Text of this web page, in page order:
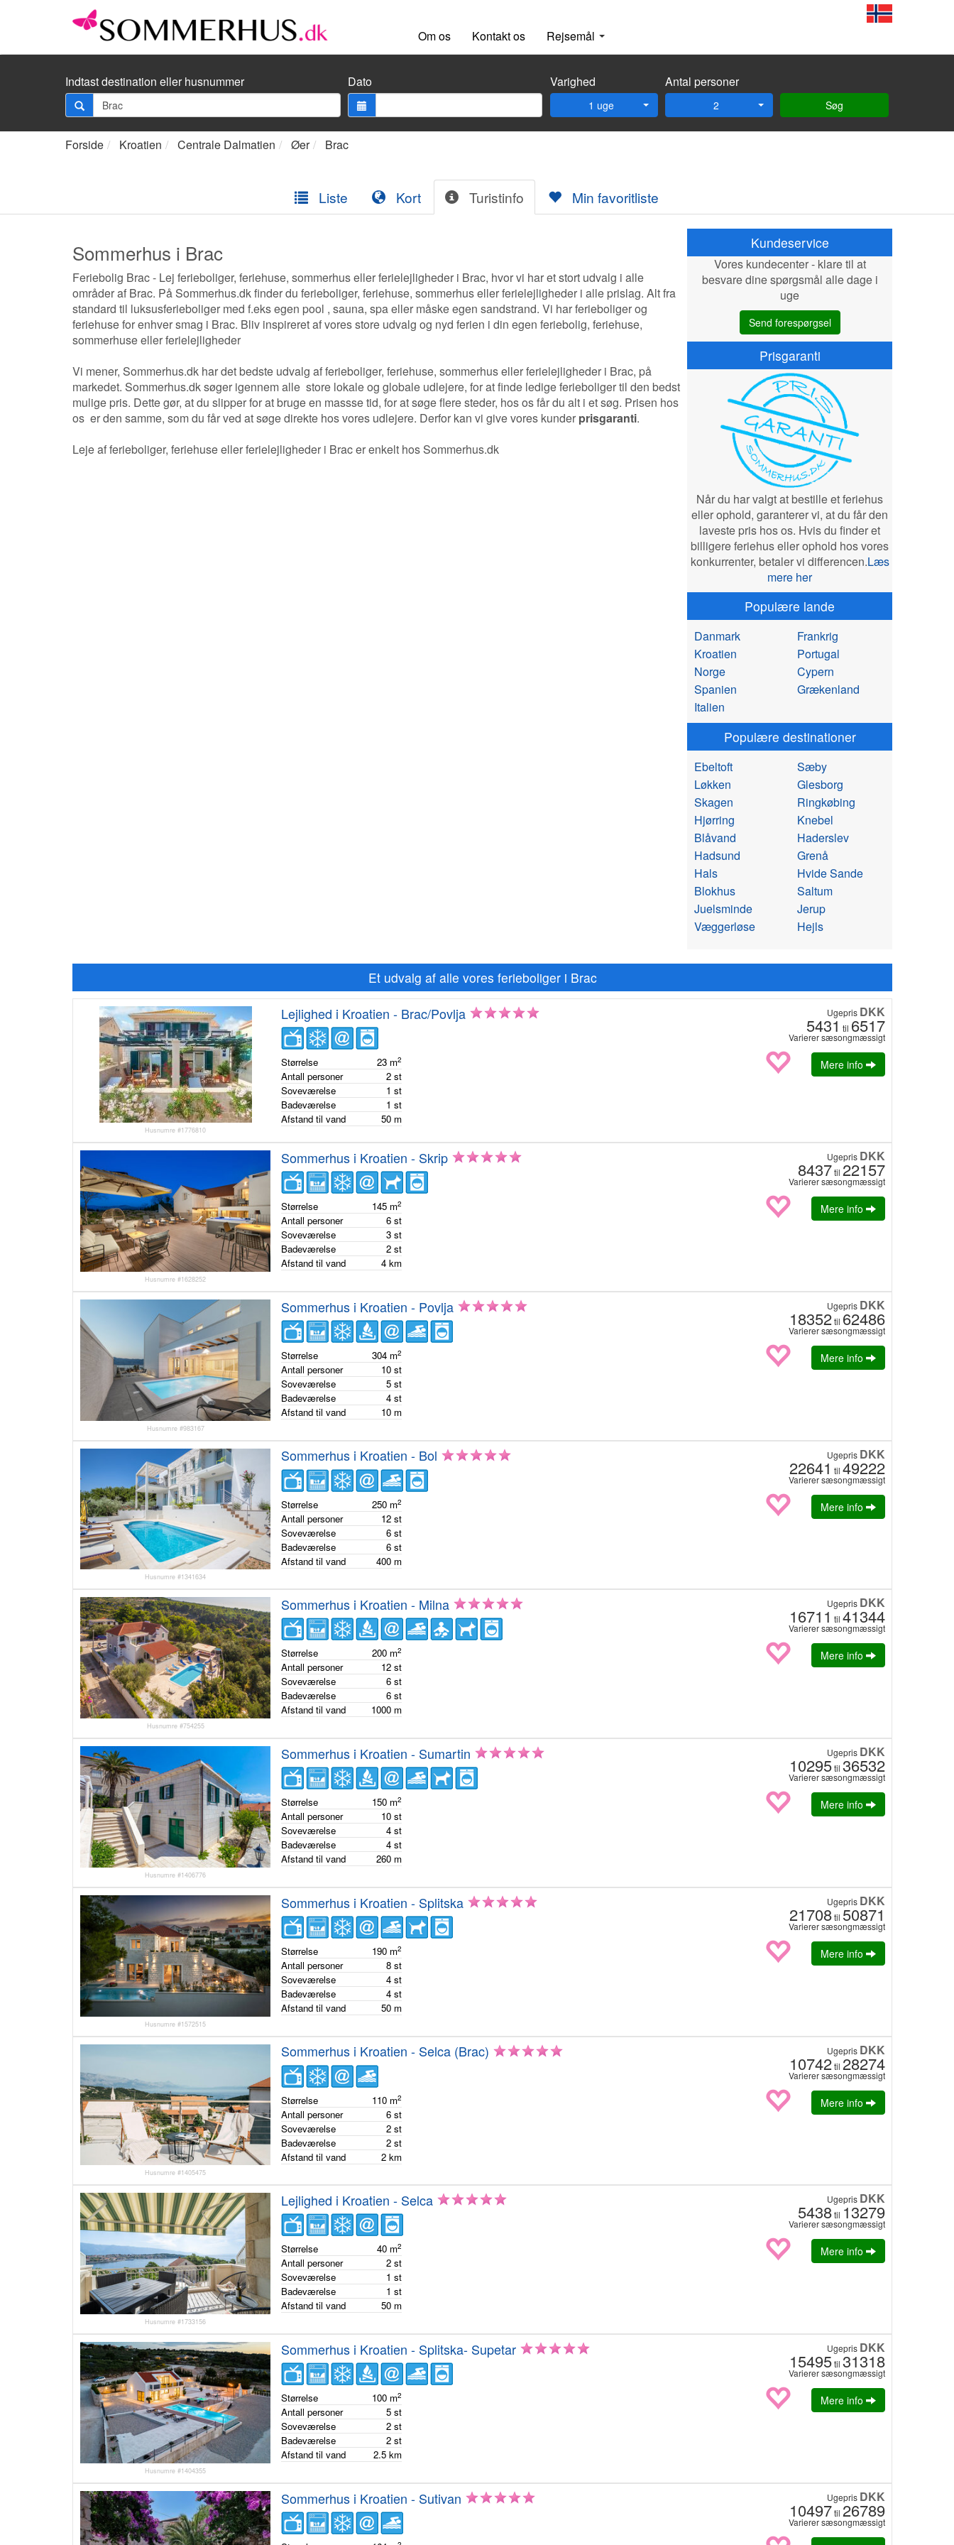
Om os Kontakt os Rejsemål
Indtast destination eller husnummer Dato Varighed
1 uge
Antal personer
2 Søg
Forside Kroatien Centrale Dalmatien Øer Brac
Liste Kort Turistinfo Min favoritliste
Sommerhus i Brac
Feriebolig Brac - Lej ferieboliger, feriehuse, sommerhus eller ferielejligheder i Brac, hvor vi har et stort udvalg i alle
områder af Brac. På Sommerhus.dk finder du ferieboliger, feriehuse, sommerhus eller ferielejligheder i alle prislag. Alt fra
standard til luksusferieboliger med f.eks egen pool , sauna, spa eller måske egen sandstrand. Vi har ferieboliger og
feriehuse for enhver smag i Brac. Bliv inspireret af vores store udvalg og nyd ferien i din egen feriebolig, feriehuse,
sommerhuse eller ferielejligheder
Vi mener, Sommerhus.dk har det bedste udvalg af ferieboliger, feriehuse, sommerhus eller ferielejligheder i Brac, på
markedet. Sommerhus.dk søger igennem alle store lokale og globale udlejere, for at finde ledige ferieboliger til den bedst
mulige pris. Dette gør, at du slipper for at bruge en massse tid, for at søge flere steder, hos os får du alt i et søg. Prisen hos
os er den samme, som du får ved at søge direkte hos vores udlejere. Derfor kan vi give vores kunder prisgaranti.
Leje af ferieboliger, feriehuse eller ferielejligheder i Brac er enkelt hos Sommerhus.dk
Kundeservice
Vores kundecenter - klare til at
besvare dine spørgsmål alle dage i
uge
Send forespørgsel
Prisgaranti
Når du har valgt at bestille et feriehus
eller ophold, garanterer vi, at du får den
laveste pris hos os. Hvis du finder et
billigere feriehus eller ophold hos vores
konkurrenter, betaler vi differencen.Læs
mere her
Populære lande
Danmark
Kroatien
Norge
Spanien
Italien
Frankrig
Portugal
Cypern
Grækenland
Populære destinationer
Ebeltoft
Løkken
Skagen
Hjørring
Blåvand
Hadsund
Hals
Blokhus
Juelsminde
Væggerløse
Sæby
Glesborg
Ringkøbing
Knebel
Haderslev
Grenå
Hvide Sande
Saltum
Jerup
Hejls
Et udvalg af alle vores ferieboliger i Brac
Husnumre #1776810
Lejlighed i Kroatien - Brac/Povlja
Størrelse 23 m2
Antall personer 2st
Soveværelse
1st
Badeværelse
1st
Afstand til vand
50 m
Ugepris DKK
5431 til 6517
Varierer sæsongmæssigt
Mere info
Husnumre #1628252
Sommerhus i Kroatien - Skrip
Størrelse 145 m2
Antall personer 6st
Soveværelse
3st
Badeværelse
2st
Afstand til vand
4km
Ugepris DKK
8437til 22157
Varierer sæsongmæssigt
Mere info
Husnumre #983167
Sommerhus i Kroatien - Povlja
Størrelse 304 m2
Antall personer 10st
Soveværelse
5st
Badeværelse
4st
Afstand til vand
10 m
Ugepris DKK
18352til 62486
Varierer sæsongmæssigt
Mere info
Husnumre #1341634
Sommerhus i Kroatien - Bol
Størrelse 250 m2
Antall personer 12st
Soveværelse
6st
Badeværelse
6st
Afstand til vand
400 m
Ugepris DKK
22641 til 49222
Varierer sæsongmæssigt
Mere info
Husnumre #754255
Sommerhus i Kroatien - Milna
Størrelse 200 m2
Antall personer 12st
Soveværelse
6st
Badeværelse
6st
Afstand til vand
1000 m
Ugepris DKK
16711 til 41344
Varierer sæsongmæssigt
Mere info
Husnumre #1406776
Sommerhus i Kroatien - Sumartin
Størrelse 150 m2
Antall personer 10st
Soveværelse
4st
Badeværelse
4st
Afstand til vand
260 m
Ugepris DKK
10295til 36532
Varierer sæsongmæssigt
Mere info
Husnumre #1572515
Sommerhus i Kroatien - Splitska
Størrelse 190 m2
Antall personer 8st
Soveværelse
4st
Badeværelse
4st
Afstand til vand
50 m
Ugepris DKK
21708til 50871
Varierer sæsongmæssigt
Mere info
Husnumre #1405475
Sommerhus i Kroatien - Selca (Brac)
Størrelse 110 m2
Antall personer 6st
Soveværelse
2st
Badeværelse
2st
Afstand til vand
2km
Ugepris DKK
10742til 28274
Varierer sæsongmæssigt
Mere info
Husnumre #1733156
Lejlighed i Kroatien - Selca
Størrelse 40 m2
Antall personer 2st
Soveværelse
1st
Badeværelse
1st
Afstand til vand
50 m
Ugepris DKK
5438til 13279
Varierer sæsongmæssigt
Mere info
Husnumre #1404355
Sommerhus i Kroatien - Splitska- Supetar
Størrelse 100 m2
Antall personer 5st
Soveværelse
2st
Badeværelse
2st
Afstand til vand
2.5km
Ugepris DKK
15495til 31318
Varierer sæsongmæssigt
Mere info
Sommerhus i Kroatien - Sutivan Ugepris DKK
10497til 26789
Varierer sæsongmæssigt